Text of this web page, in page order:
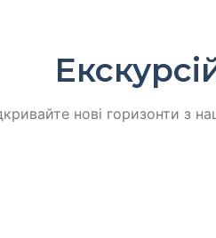
нові горизонти з